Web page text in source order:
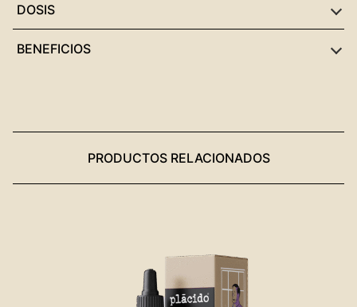
DOSIS
BENEFICIOS
PRODUCTOS RELACIONADOS